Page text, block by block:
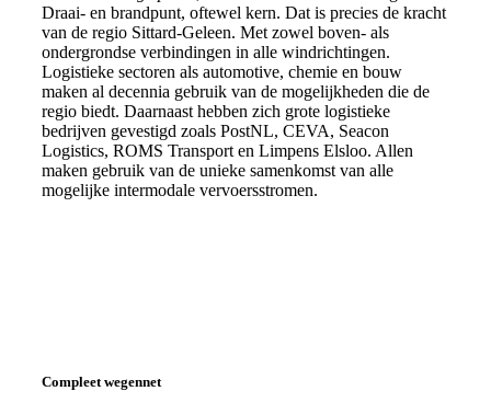
Draai- en brandpunt, oftewel kern. Dat is precies de kracht
van de regio Sittard-Geleen. Met zowel boven- als
ondergrondse verbindingen in alle windrichtingen.
Logistieke sectoren als automotive, chemie en bouw
maken al decennia gebruik van de mogelijkheden die de
regio biedt. Daarnaast hebben zich grote logistieke
bedrijven gevestigd zoals PostNL, CEVA, Seacon
Logistics, ROMS Transport en Limpens Elsloo. Allen
maken gebruik van de unieke samenkomst van alle
mogelijke intermodale vervoersstromen.
Compleet wegennet